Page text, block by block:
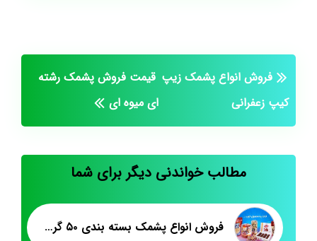
فروش انواع پشمک زیپ
کیپ زعفرانی
قیمت فروش پشمک رشته
ای میوه ای
مطالب خواندنی دیگر برای شما
فروش انواع پشمک بسته بندی ۵۰ گرمی